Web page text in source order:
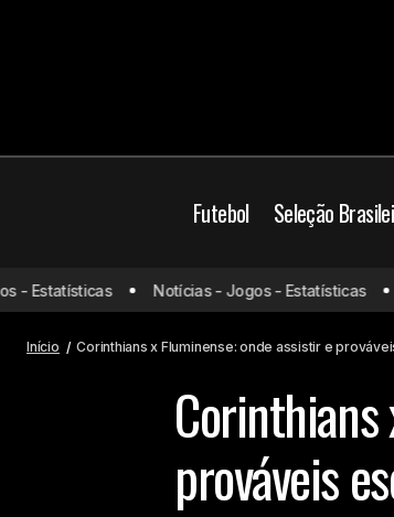
Futebol Seleção
Flamengo x Juventude: onde assistir e
prováveis escalações
Brasil
Estatísticas Notícias - Jogos - Estatísticas
Início Corinthians x Fluminense: onde assistir e
prováveis